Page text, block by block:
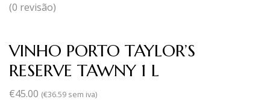
(0 revisão)
VINHO PORTO TAYLOR’S
RESERVE TAWNY 1 L
€45.00 (€36.59 sem iva)